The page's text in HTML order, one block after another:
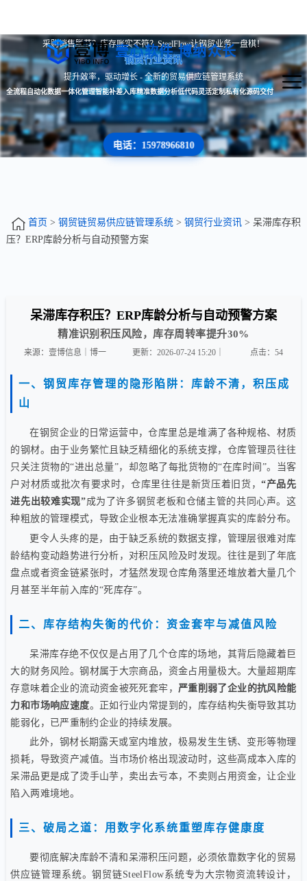
壹心软件 博纳众长
采购销售脱节？库存账实不符？SteelFlow让钢贸业务一盘棋！
钢贸行业资讯
提升效率，驱动增长 - 全新的贸易供应链管理系统
全流程自动化数据一体化管理智能补差入库精准数据分析低代码灵活定制私有化源码交付
电话：15978966810
首页 > 钢贸链贸易供应链管理系统> 钢贸行业资讯> 呆滞库存积
压？ERP库龄分析与自动预警方案
呆滞库存积压？ERP库龄分析与自动预警方案
精准识别积压风险，库存周转率提升30%
来源：壹博信息｜博一 更新：2026-07-24 15:20｜ 点击：54
一、钢贸库存管理的隐形陷阱：库龄不清，积压成
山
在钢贸企业的日常运营中，仓库里总是堆满了各种规格、材质
的钢材。由于业务繁忙且缺乏精细化的系统支撑，仓库管理员往往
只关注货物的“进出总量”，却忽略了每批货物的“在库时间”。当客
户对材质或批次有要求时，仓库里往往是新货压着旧货，“产品先
进先出较难实现”成为了许多钢贸老板和仓储主管的共同心声。这
种粗放的管理模式，导致企业根本无法准确掌握真实的库龄分布。
更令人头疼的是，由于缺乏系统的数据支撑，管理层很难对库
龄结构变动趋势进行分析，对积压风险及时发现。往往是到了年底
盘点或者资金链紧张时，才猛然发现仓库角落里还堆放着大量几个
月甚至半年前入库的“死库存”。
二、库存结构失衡的代价：资金套牢与减值风险
呆滞库存绝不仅仅是占用了几个仓库的场地，其背后隐藏着巨
大的财务风险。钢材属于大宗商品，资金占用量极大。大量超期库
存意味着企业的流动资金被死死套牢， 严重削弱了企业的抗风险能
力和市场响应速度。正如行业内常提到的，库存结构失衡导致其功
能弱化，已严重制约企业的持续发展。
此外，钢材长期露天或室内堆放，极易发生生锈、变形等物理
损耗，导致资产减值。当市场价格出现波动时，这些高成本入库的
呆滞品更是成了烫手山芋，卖出去亏本，不卖则占用资金，让企业
陷入两难境地。
三、破局之道：用数字化系统重塑库存健康度
要彻底解决库龄不清和呆滞积压问题，必须依靠数字化的贸易
供应链管理系统。钢贸链SteelFlow系统专为大宗物资流转设计，